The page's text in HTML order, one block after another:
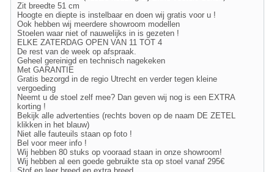
Zit breedte 51 cm
Hoogte en diepte is instelbaar en doen wij gratis voor u !
Ook hebben wij meerdere showroom modellen
Stoelen waar niet of nauwelijks in is gezeten !
ELKE ZATERDAG OPEN VAN 11 TOT 4
De rest van de week op afspraak.
Geheel gereinigd en technisch nagekeken
Met GARANTIE
Gratis bezorgd in de regio Utrecht en verder tegen kleine
vergoeding
Neemt u de stoel zelf mee? Dan geven wij nog is een EXTRA
korting !
Bekijk alle advertenties (rechts boven op de naam DE ZETEL
klikken in het blauw)
Niet alle fauteuils staan op foto !
Bel voor meer info !
Wij hebben 80 stuks op vooraad staan in onze showroom!
Wij hebben al een goede gebruikte sta op stoel vanaf 295€